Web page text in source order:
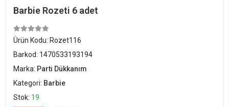
Barbie Rozeti 6 adet
Ürün Kodu: Rozet116
Barkod: 1470533193194
Marka: Parti Dükkanım
Kategori: Barbie
Stok: 19